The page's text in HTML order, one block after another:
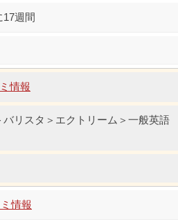
17週間
情報
リスタ＞エクトリーム＞一般英語
情報